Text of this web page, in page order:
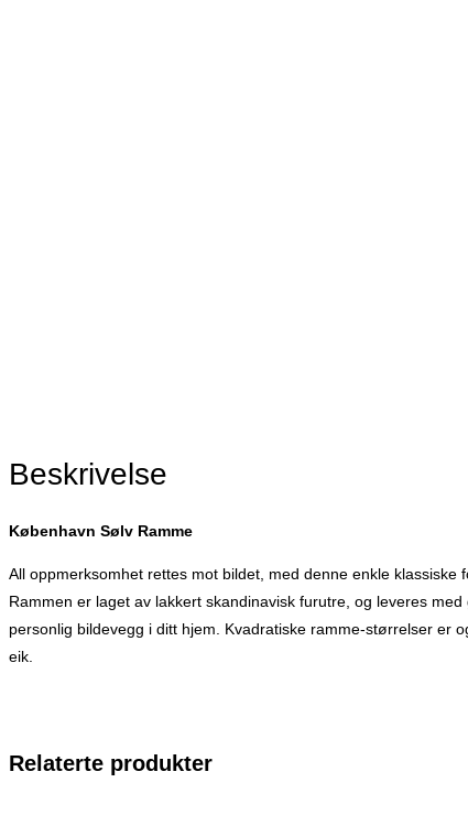
Beskrivelse
København Sølv Ramme
All oppmerksomhet rettes mot bildet, med denne enkle
Rammen er laget av lakkert skandinavisk furutre, og leveres
personlig bildevegg i ditt hjem. Kvadratiske ramme-størrelser er
eik.
Relaterte produkter